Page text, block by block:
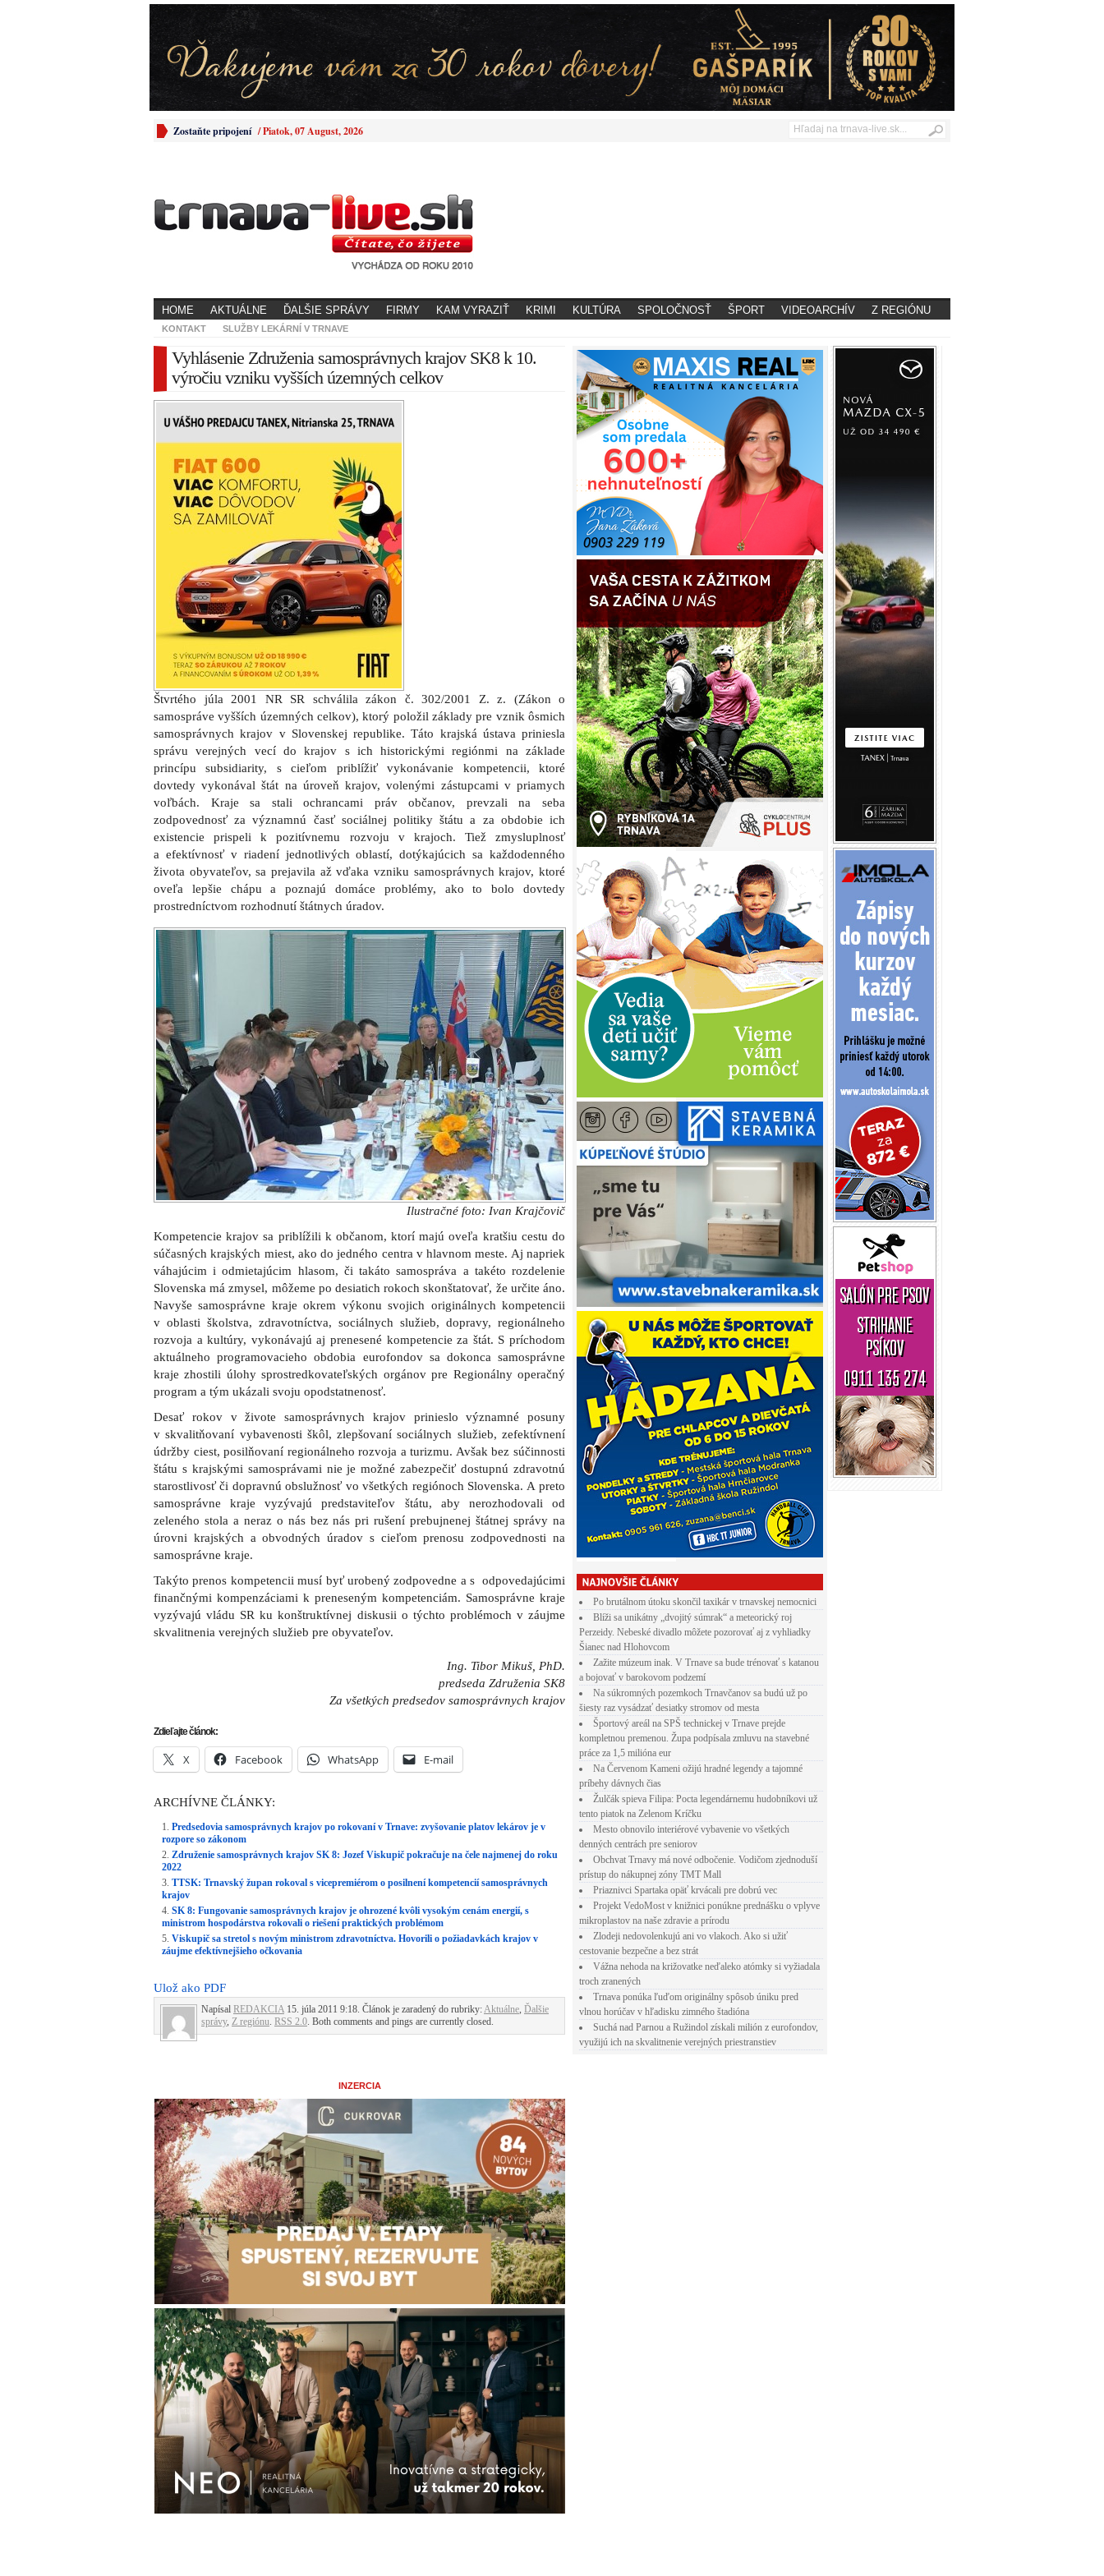
Zostaňte pripojení /Piatok, 07 August, 2026
HOME AKTUÁLNE ĎALŠIE SPRÁVY FIRMY KAM VYRAZIŤ KRIMI KULTÚRA SPOLOČNOSŤ ŠPORT VIDEOARCHÍV Z REGIÓNU
KONTAKT SLUŽBY LEKÁRNÍ V TRNAVE
Vyhlásenie Združenia samosprávnych krajov SK8 k 10.
výročiu vzniku vyšších územných celkov
Štvrtého júla 2001 NR SR schválila zákon č. 302/2001 Z. z. (Zákon o
samospráve vyšších územných celkov), ktorý položil základy pre vznik ôsmich
samosprávnych krajov v Slovenskej republike. Táto krajská ústava priniesla
správu verejných vecí do krajov s ich historickými regiónmi na základe
princípu subsidiarity, s cieľom priblížiť vykonávanie kompetencii, ktoré
dovtedy vykonával štát na úroveň krajov, volenými zástupcami v priamych
voľbách. Kraje sa stali ochrancami práv občanov, prevzali na seba
zodpovednosť za významnú časť sociálnej politiky štátu a za obdobie ich
existencie prispeli k pozitívnemu rozvoju v krajoch. Tiež zmysluplnosť
a efektívnosť v riadení jednotlivých oblastí, dotýkajúcich sa každodenného
života obyvateľov, sa prejavila až vďaka vzniku samosprávnych krajov, ktoré
oveľa lepšie chápu a poznajú domáce problémy, ako to bolo dovtedy
prostredníctvom rozhodnutí štátnych úradov.
Ilustračné foto: Ivan Krajčovič
Kompetencie krajov sa priblížili k občanom, ktorí majú oveľa kratšiu cestu do
súčasných krajských miest, ako do jedného centra v hlavnom meste. Aj napriek
váhajúcim i odmietajúcim hlasom, či takáto samospráva a takéto rozdelenie
Slovenska má zmysel, môžeme po desiatich rokoch skonštatovať, že určite áno.
Navyše samosprávne kraje okrem výkonu svojich originálnych kompetencii
v oblasti školstva, zdravotníctva, sociálnych služieb, dopravy, regionálneho
rozvoja a kultúry, vykonávajú aj prenesené kompetencie za štát. S príchodom
aktuálneho programovacieho obdobia eurofondov sa dokonca samosprávne
kraje zhostili úlohy sprostredkovateľských orgánov pre Regionálny operačný
program a tým ukázali svoju opodstatnenosť.
Desať rokov v živote samosprávnych krajov prinieslo významné posuny
v skvalitňovaní vybavenosti škôl, zlepšovaní sociálnych služieb, zefektívnení
údržby ciest, posilňovaní regionálneho rozvoja a turizmu. Avšak bez súčinnosti
štátu s krajskými samosprávami nie je možné zabezpečiť dostupnú zdravotnú
starostlivosť či dopravnú obslužnosť vo všetkých regiónoch Slovenska. A preto
samosprávne kraje vyzývajú predstaviteľov štátu, aby nerozhodovali od
zeleného stola a neraz o nás bez nás pri rušení prebujnenej štátnej správy na
úrovni krajských a obvodných úradov s cieľom prenosu zodpovednosti na
samosprávne kraje.
Takýto prenos kompetencii musí byť urobený zodpovedne a s odpovedajúcimi
finančnými kompenzáciami k preneseným kompetenciám. Samosprávne kraje
vyzývajú vládu SR ku konštruktívnej diskusii o týchto problémoch v záujme
skvalitnenia verejných služieb pre obyvateľov.
Ing. Tibor Mikuš, PhD.
predseda Združenia SK8
Za všetkých predsedov samosprávnych krajov
Zdieľajte článok:
X Facebook WhatsApp E-mail
ARCHÍVNE ČLÁNKY:
Predsedovia samosprávnych krajov po rokovaní v Trnave: zvyšovanie platov lekárov je v
rozpore so zákonom
Združenie samosprávnych krajov SK 8: Jozef Viskupič pokračuje na čele najmenej do roku
2022
TTSK: Trnavský župan rokoval s vicepremiérom o posilnení kompetencií samosprávnych
krajov
SK 8: Fungovanie samosprávnych krajov je ohrozené kvôli vysokým cenám energií, s
ministrom hospodárstva rokovali o riešení praktických problémom
Viskupič sa stretol s novým ministrom zdravotníctva. Hovorili o požiadavkách krajov v
záujme efektívnejšieho očkovania
Ulož ako PDF
Napísal REDAKCIA 15. júla 2011 9:18. Článok je zaradený do rubriky:Aktuálne, Ďalšie
správy, Z regiónu. RSS 2.0. Both comments and pings are currently closed.
INZERCIA
Po brutálnom útoku skončil taxikár v trnavskej nemocnici
Blíži sa unikátny „dvojitý súmrak“ a meteorický roj
Perzeidy. Nebeské divadlo môžete pozorovať aj z vyhliadky
Šianec nad Hlohovcom
Zažite múzeum inak. V Trnave sa bude trénovať s katanou
a bojovať v barokovom podzemí
Na súkromných pozemkoch Trnavčanov sa budú už po
šiesty raz vysádzať desiatky stromov od mesta
Športový areál na SPŠ technickej v Trnave prejde
kompletnou premenou. Župa podpísala zmluvu na stavebné
práce za 1,5 milióna eur
Na Červenom Kameni ožijú hradné legendy a tajomné
príbehy dávnych čias
Žulčák spieva Filipa: Pocta legendárnemu hudobníkovi už
tento piatok na Zelenom Kríčku
Mesto obnovilo interiérové vybavenie vo všetkých
denných centrách pre seniorov
Obchvat Trnavy má nové odbočenie. Vodičom zjednoduší
prístup do nákupnej zóny TMT Mall
Priaznivci Spartaka opäť krvácali pre dobrú vec
Projekt VedoMost v knižnici ponúkne prednášku o vplyve
mikroplastov na naše zdravie a prírodu
Zlodeji nedovolenkujú ani vo vlakoch. Ako si užiť
cestovanie bezpečne a bez strát
Vážna nehoda na križovatke neďaleko atómky si vyžiadala
troch zranených
Trnava ponúka ľuďom originálny spôsob úniku pred
vlnou horúčav v hľadisku zimného štadióna
Suchá nad Parnou a Ružindol získali milión z eurofondov,
využijú ich na skvalitnenie verejných priestranstiev